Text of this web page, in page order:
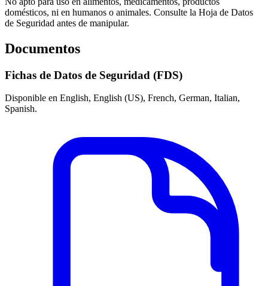
domésticos, ni en humanos o animales. Consulte la Hoja de Datos
de Seguridad antes de manipular.
Documentos
Fichas de Datos de Seguridad (FDS)
Disponible en English, English (US), French, German, Italian,
Spanish.